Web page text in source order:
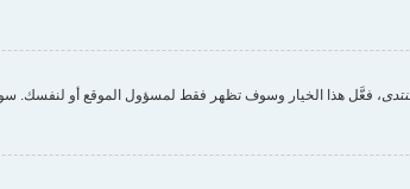
، فعَّل هذا الخيار وسوف تظهر فقط لمسؤول الموقع أو لنفسك.